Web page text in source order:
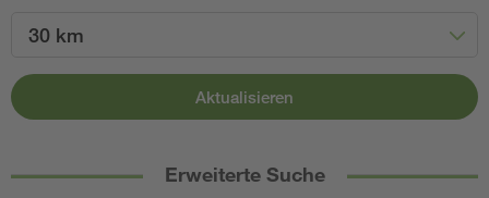
30 km
Aktualisieren
Erweiterte Suche